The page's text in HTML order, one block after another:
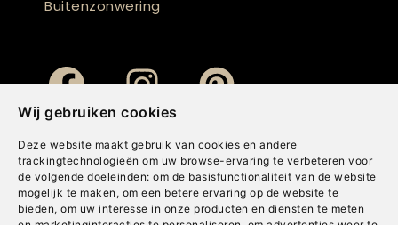
Wij gebruiken cookies
Deze website maakt gebruik van cookies en andere
trackingtechnologieën om uw browse-ervaring te verbeteren voor
de volgende doeleinden: om de basisfunctionaliteit van de website
mogelijk te maken , om een betere ervaring op de website te
bieden, om uw interesse in onze producten en diensten te meten
Buitenzonwering